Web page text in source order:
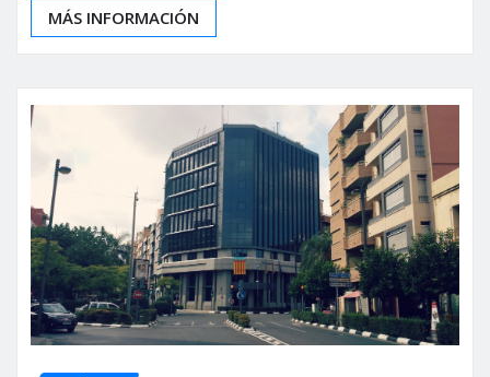
MÁS INFORMACIÓN